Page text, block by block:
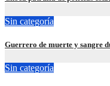
Sin categoría
Guerrero de muerte y sangre
Sin categoría